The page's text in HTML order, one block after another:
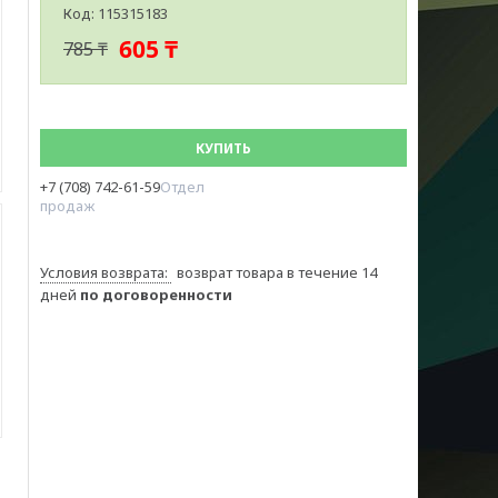
Код: 115315183
785 ₸ 605 ₸
КУПИТЬ
+7 (708) 742-61-59Отдел
продаж
возврат товара в течение 14
дней по договоренности